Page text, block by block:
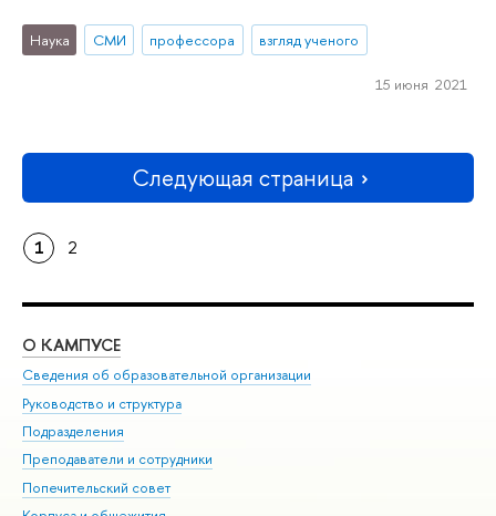
Наука СМИ профессора взгляд ученого
15 июня 2021
Следующая страница
1 2
О КАМПУСЕ
Сведения об образовательной организации
Руководство и структура
Подразделения
Преподаватели и сотрудники
Попечительский совет